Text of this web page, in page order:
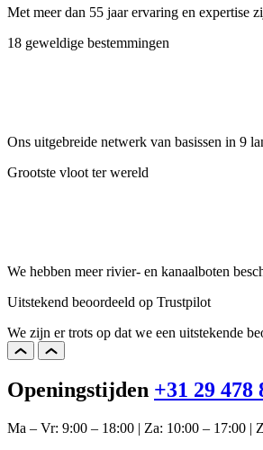
Met meer dan 55 jaar ervaring en expertise
18 geweldige bestemmingen
Ons uitgebreide netwerk van basissen in 9
Grootste vloot ter wereld
We hebben meer rivier- en kanaalboten
Uitstekend beoordeeld op Trustpilot
We zijn er trots op dat we een uitstekende
Openingstijden +31 29 478
Ma – Vr: 9:00 – 18:00 | Za: 10:00 – 17:00 |